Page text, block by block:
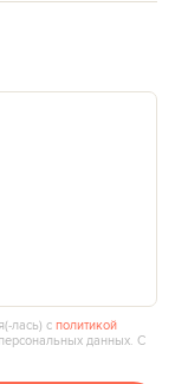
сполитикой
данных. С